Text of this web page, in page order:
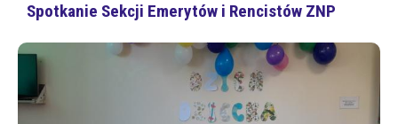
Spotkanie Sekcji Emerytów i Rencistów ZNP